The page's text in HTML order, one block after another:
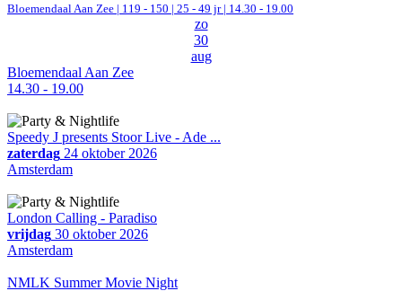
Bloemendaal Aan Zee | 119 - 150 | 25 - 49 jr | 14.30 - 19.00
zo
30
aug
Bloemendaal Aan Zee
14.30 - 19.00
Speedy J presents Stoor Live - Ade ...
zaterdag 24 oktober 2026
Amsterdam
London Calling - Paradiso
vrijdag 30 oktober 2026
Amsterdam
NMLK Summer Movie Night